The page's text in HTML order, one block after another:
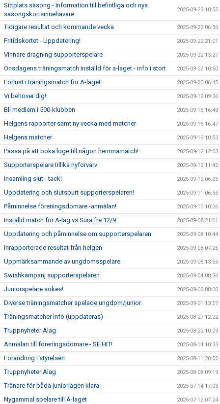
Sittplats säsong - Information till befintliga och nya
säsongskortsinnehavare.
2025-09-23 10:55
Tidigare resultat och kommande vecka 2025-09-23 06:36
Fritidskortet - Uppdatering! 2025-09-22 21:01
Vinnare dragning supporterspelare 2025-09-22 13:27
Onsdagens träningsmatch inställd för a-laget - info i stort 2025-09-22 10:50
Förlust i träningsmatch för A-laget 2025-09-20 06:45
Vi behöver dig! 2025-09-19 09:26
Bli medlem i 500-klubben 2025-09-15 16:49
Helgens rapporter samt ny vecka med matcher 2025-09-15 16:47
Helgens matcher 2025-09-13 10:53
Passa på att boka loge till någon hemmamatch! 2025-09-12 12:03
Supporterspelare tillika nyförvärv 2025-09-12 11:42
Insamling slut - tack! 2025-09-12 06:25
Uppdatering och slutspurt supporterspelaren! 2025-09-11 06:56
Påminnelse föreningsdomare -anmälan! 2025-09-10 10:26
Inställd match för A-lag vs Sura fre 12/9 2025-09-08 21:01
Uppdatering och påminnelse om supporterspelaren 2025-09-08 10:44
Inrapporterade resultat från helgen 2025-09-08 07:25
Uppmärksammande av ungdomsspelare 2025-09-05 13:55
Swishkampanj supporterspelaren 2025-09-04 08:36
Juniorspelare sökes! 2025-09-03 08:00
Diverse träningsmatcher spelade ungdom/junior 2025-09-01 13:57
Träningsmatcher info (uppdateras) 2025-08-27 12:22
Truppnyheter Alag 2025-08-22 10:29
Anmälan till föreningsdomare - SE HIT! 2025-08-14 10:33
Förändring i styrelsen 2025-08-11 20:52
Truppnyheter Alag 2025-08-08 09:19
Tränare för båda juniorlagen klara 2025-07-14 17:03
Nygammal spelare till A-laget 2025-07-12 07:24